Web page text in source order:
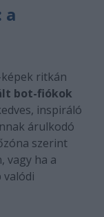
a
ritkán
bot-fiókok
inspiráló
árulkodó
szerint
vagy ha a
valódi